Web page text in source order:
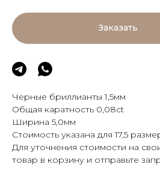
Заказать
Черные бриллианты 1,5мм
Общая каратность 0,08ct
Ширина 5,0мм
Стоимость указана для 17,5
Для уточнения стоимости на
товар в корзину и отправьте